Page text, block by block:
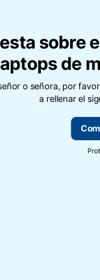
sobre
de
o señora, por
a rellenar el